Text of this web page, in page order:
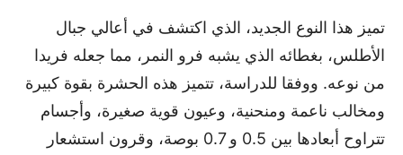
تميز هذا النوع الجديد، الذي اكتشف في أعالي جبال
الأطلس، بغطائه الذي يشبه فرو النمر، مما جعله فريدا
من نوعه. ووفقا للدراسة، تتميز هذه الحشرة بقوة كبيرة
ومخالب ناعمة ومنحنية، وعيون قوية صغيرة، وأجسام
تتراوح أبعادها بين 0.5 و 0.7 بوصة، وقرون استشعار